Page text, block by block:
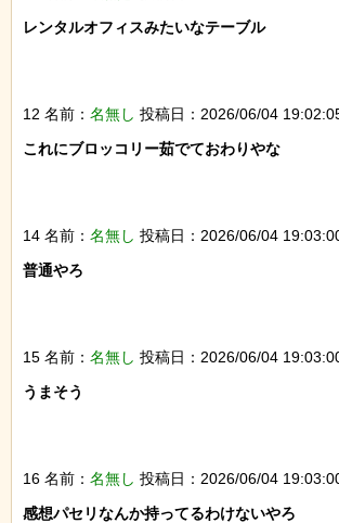
レンタルオフィスみたいなテーブル
12 名前： 名無し 投稿日：2026/06/04
これにブロッコリー茹でておわりやな
14 名前： 名無し 投稿日：2026/06/04
普通やろ
15 名前： 名無し 投稿日：2026/06/04
うまそう
16 名前： 名無し 投稿日：2026/06/04
感想パセリなんか持ってるわけないやろ